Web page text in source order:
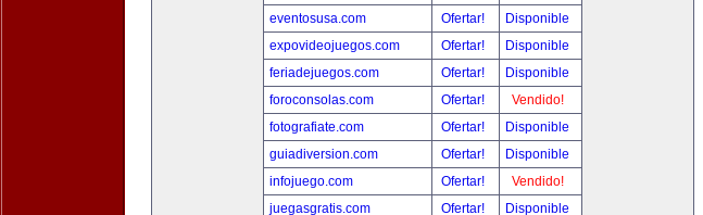
eventosusa.com
Ofertar!
Disponible
expovideojuegos.com
Ofertar!
Disponible
feriadejuegos.com
Ofertar!
Disponible
foroconsolas.com
Ofertar!
Vendido!
fotografiate.com
Ofertar!
Disponible
guiadiversion.com
Ofertar!
Disponible
infojuego.com
Ofertar!
Vendido!
juegasgratis.com
Ofertar!
Disponible